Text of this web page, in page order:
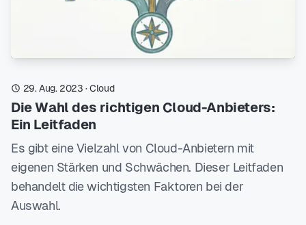
29. Aug. 2023 ·Cloud
Die Wahl des richtigen Cloud-Anbieters:
Ein Leitfaden
Es gibt eine Vielzahl von Cloud-Anbietern mit
eigenen Stärken und Schwächen. Dieser Leitfaden
behandelt die wichtigsten Faktoren bei der
Auswahl.